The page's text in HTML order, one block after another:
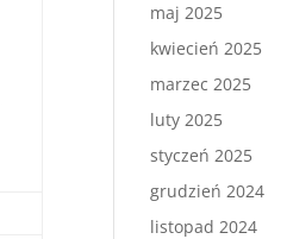
maj 2025
kwiecień 2025
marzec 2025
luty 2025
styczeń 2025
grudzień 2024
listopad 2024